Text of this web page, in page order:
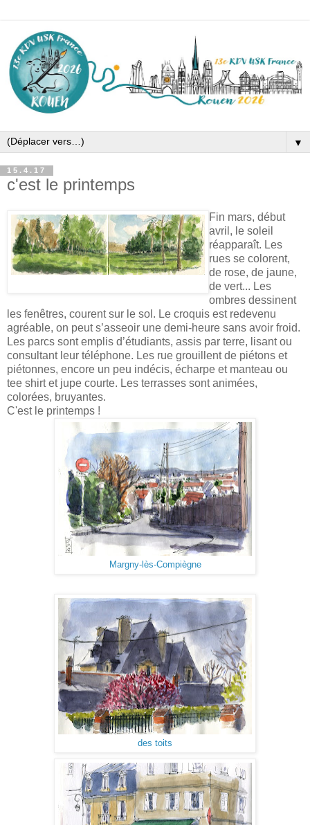
▼
15.4.17
c'est le printemps
Fin mars, début
avril, le soleil
réapparaît. Les
rues se colorent,
de rose, de jaune,
de vert... Les
ombres dessinent
les fenêtres, courent sur le sol. Le croquis est redevenu
agréable, on peut s’asseoir une demi-heure sans avoir froid.
Les parcs sont emplis d’étudiants, assis par terre, lisant ou
consultant leur téléphone. Les rue grouillent de piétons et
piétonnes, encore un peu indécis, écharpe et manteau ou
tee shirt et jupe courte. Les terrasses sont animées,
colorées, bruyantes.
C'est le printemps !
Margny-lès-Compiègne
des toits